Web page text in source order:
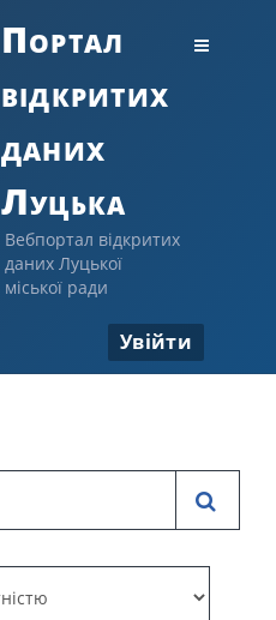
Портал
відкритих
даних
Луцька
Вебпортал відкритих
даних Луцької
міської ради
Увійти